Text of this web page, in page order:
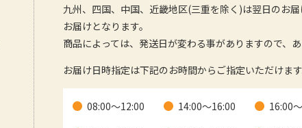
九州、四国、中国、近畿地区(三重を除く)は翌日のお
お届けとなります。
商品によっては、発送日が変わる事がありますので、
お届け日時指定は下記のお時間からご指定いただけます
08:00～12:00 14:00～16:00
16:00